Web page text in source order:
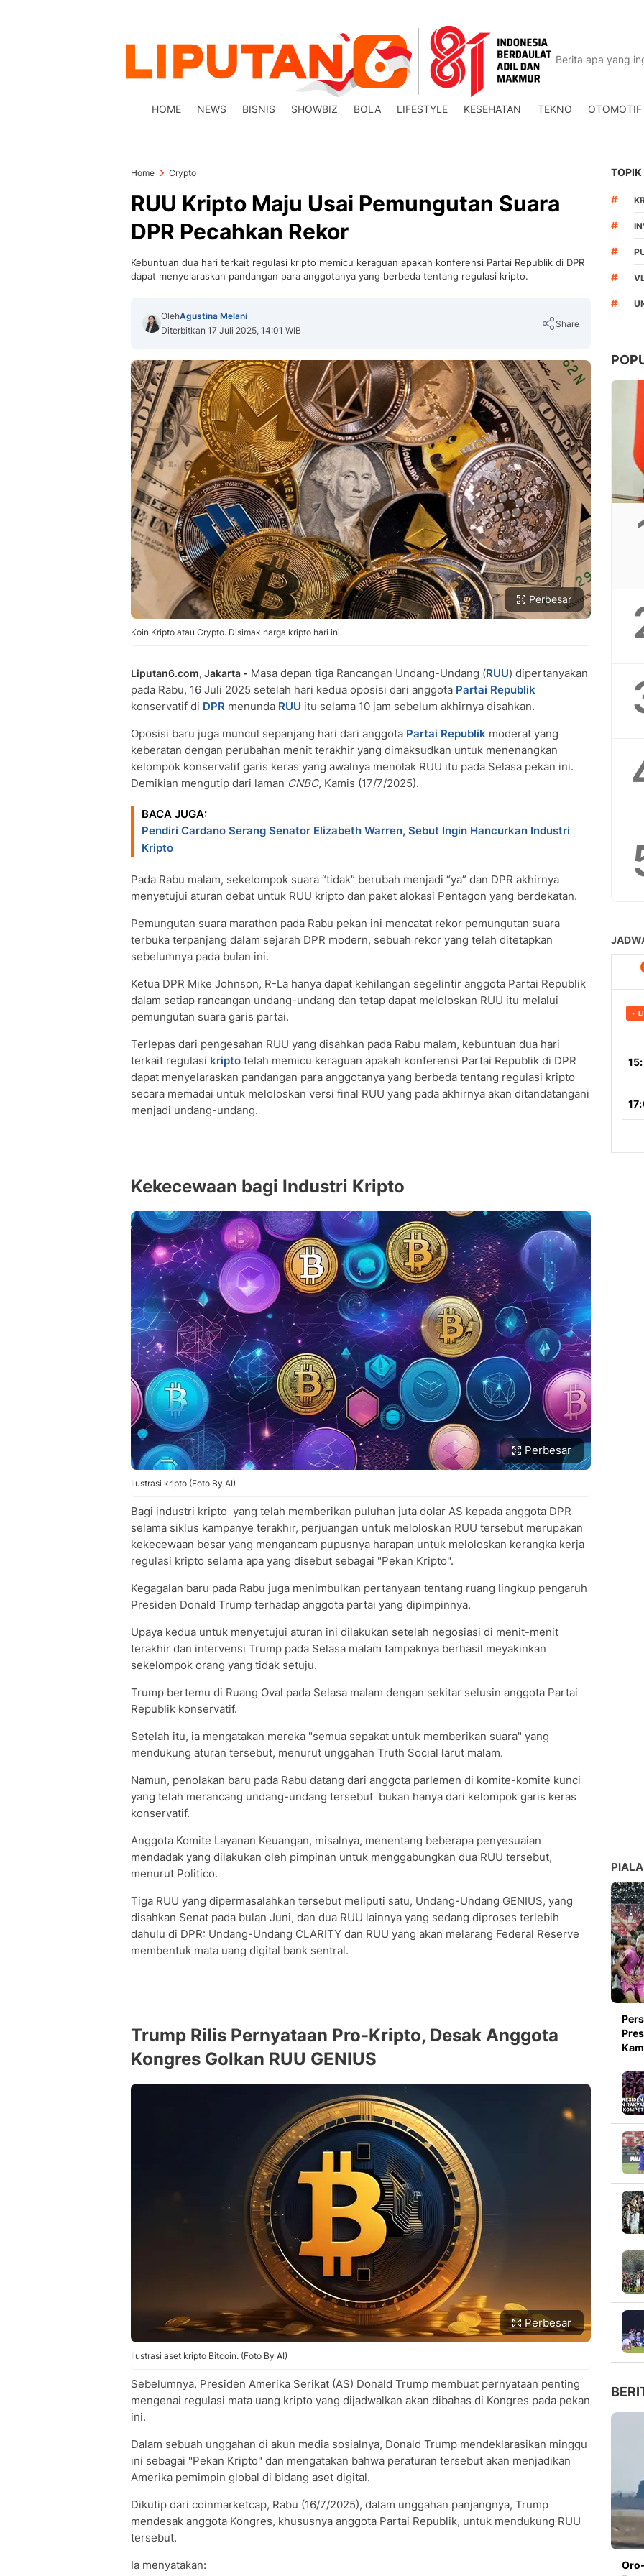
HOME NEWS BISNIS SHOWBIZ BOLA LIFESTYLE KESEHATAN TEKNO OTOMOTIF
Home Crypto
RUU Kripto Maju Usai Pemungutan Suara
DPR Pecahkan Rekor
Kebuntuan dua hari terkait regulasi kripto memicu keraguan apakah konferensi Partai Republik di DPR
dapat menyelaraskan pandangan para anggotanya yang berbeda tentang regulasi kripto.
OlehAgustina Melani
Diterbitkan 17 Juli 2025, 14:01 WIB
Share
Copy Link
Perbesar
Koin Kripto atau Crypto. Disimak harga kripto hari ini.
Liputan6.com, Jakarta - Masa depan tiga Rancangan Undang-Undang (RUU) dipertanyakan
pada Rabu, 16 Juli 2025 setelah hari kedua oposisi dari anggota Partai Republik
konservatif di DPR menunda RUU itu selama 10 jam sebelum akhirnya disahkan.
Oposisi baru juga muncul sepanjang hari dari anggota Partai Republik moderat yang
keberatan dengan perubahan menit terakhir yang dimaksudkan untuk menenangkan
kelompok konservatif garis keras yang awalnya menolak RUU itu pada Selasa pekan ini.
Demikian mengutip dari laman CNBC, Kamis (17/7/2025).
BACA JUGA:
Pendiri Cardano Serang Senator Elizabeth Warren, Sebut Ingin Hancurkan Industri
Kripto
Pada Rabu malam, sekelompok suara “tidak” berubah menjadi “ya” dan DPR akhirnya
menyetujui aturan debat untuk RUU kripto dan paket alokasi Pentagon yang berdekatan.
Pemungutan suara marathon pada Rabu pekan ini mencatat rekor pemungutan suara
terbuka terpanjang dalam sejarah DPR modern, sebuah rekor yang telah ditetapkan
sebelumnya pada bulan ini.
Ketua DPR Mike Johnson, R-La hanya dapat kehilangan segelintir anggota Partai Republik
dalam setiap rancangan undang-undang dan tetap dapat meloloskan RUU itu melalui
pemungutan suara garis partai.
Terlepas dari pengesahan RUU yang disahkan pada Rabu malam, kebuntuan dua hari
terkait regulasi kripto telah memicu keraguan apakah konferensi Partai Republik di DPR
dapat menyelaraskan pandangan para anggotanya yang berbeda tentang regulasi kripto
secara memadai untuk meloloskan versi final RUU yang pada akhirnya akan ditandatangani
menjadi undang-undang.
Kekecewaan bagi Industri Kripto
Perbesar
Ilustrasi kripto (Foto By AI)
Bagi industri kripto yang telah memberikan puluhan juta dolar AS kepada anggota DPR
selama siklus kampanye terakhir, perjuangan untuk meloloskan RUU tersebut merupakan
kekecewaan besar yang mengancam pupusnya harapan untuk meloloskan kerangka kerja
regulasi kripto selama apa yang disebut sebagai "Pekan Kripto".
Kegagalan baru pada Rabu juga menimbulkan pertanyaan tentang ruang lingkup pengaruh
Presiden Donald Trump terhadap anggota partai yang dipimpinnya.
Upaya kedua untuk menyetujui aturan ini dilakukan setelah negosiasi di menit-menit
terakhir dan intervensi Trump pada Selasa malam tampaknya berhasil meyakinkan
sekelompok orang yang tidak setuju.
Trump bertemu di Ruang Oval pada Selasa malam dengan sekitar selusin anggota Partai
Republik konservatif.
Setelah itu, ia mengatakan mereka "semua sepakat untuk memberikan suara" yang
mendukung aturan tersebut, menurut unggahan Truth Social larut malam.
Namun, penolakan baru pada Rabu datang dari anggota parlemen di komite-komite kunci
yang telah merancang undang-undang tersebut bukan hanya dari kelompok garis keras
konservatif.
Anggota Komite Layanan Keuangan, misalnya, menentang beberapa penyesuaian
mendadak yang dilakukan oleh pimpinan untuk menggabungkan dua RUU tersebut,
menurut Politico.
Tiga RUU yang dipermasalahkan tersebut meliputi satu, Undang-Undang GENIUS, yang
disahkan Senat pada bulan Juni, dan dua RUU lainnya yang sedang diproses terlebih
dahulu di DPR: Undang-Undang CLARITY dan RUU yang akan melarang Federal Reserve
membentuk mata uang digital bank sentral.
Trump Rilis Pernyataan Pro-Kripto, Desak Anggota
Kongres Golkan RUU GENIUS
Perbesar
Ilustrasi aset kripto Bitcoin. (Foto By AI)
Sebelumnya, Presiden Amerika Serikat (AS) Donald Trump membuat pernyataan penting
mengenai regulasi mata uang kripto yang dijadwalkan akan dibahas di Kongres pada pekan
ini.
Dalam sebuah unggahan di akun media sosialnya, Donald Trump mendeklarasikan minggu
ini sebagai "Pekan Kripto" dan mengatakan bahwa peraturan tersebut akan menjadikan
Amerika pemimpin global di bidang aset digital.
Dikutip dari coinmarketcap, Rabu (16/7/2025), dalam unggahan panjangnya, Trump
mendesak anggota Kongres, khususnya anggota Partai Republik, untuk mendukung RUU
tersebut.
Ia menyatakan:
TOPIK
#
#
#
#
#